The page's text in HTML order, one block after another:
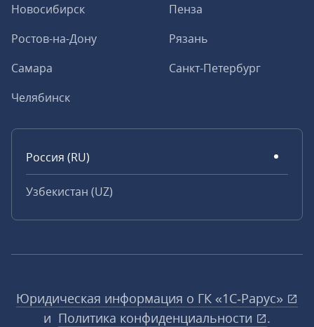
Новосибирск
Пенза
Ростов-на-Дону
Рязань
Самара
Санкт-Петербург
Челябинск
Россия (RU)
Узбекистан (UZ)
Юридическая информация о ГК «1С‑Рарус»
и Политика конфиденциальности
.